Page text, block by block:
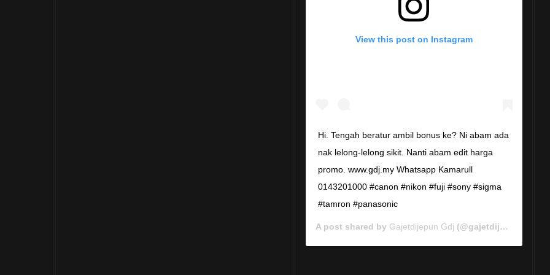
View this post on Instagram
Hi. Tengah beratur ambil bonus ke? Ni abam ada
nak lelong-lelong sikit. Nanti abam edit harga
promo. www.gdj.my Whatsapp Kamarull
0143201000 #canon #nikon #fuji #sony #sigma
#tamron #panasonic
A post shared by Gajetdijepun Gdj (@gajetdijepun) on